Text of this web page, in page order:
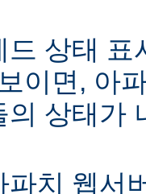
드 상태 표
이면, 아
의 상태가
파치 웹서